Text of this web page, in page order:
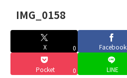
IMG_0158
X 0 Facebook
Pocket 0 LINE